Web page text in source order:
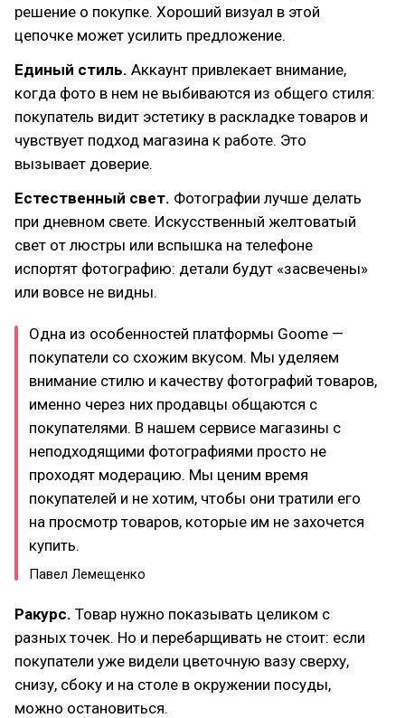
решение о покупке. Хороший визуал в этой
цепочке может усилить предложение.
Единый стиль. Аккаунт привлекает внимание,
когда фото в нем не выбиваются из общего стиля:
покупатель видит эстетику в раскладке товаров и
чувствует подход магазина к работе. Это
вызывает доверие.
Естественный свет. Фотографии лучше делать
при дневном свете. Искусственный желтоватый
свет от люстры или вспышка на телефоне
испортят фотографию: детали будут «засвечены»
или вовсе не видны.
Одна из особенностей платформы Goome —
покупатели со схожим вкусом. Мы уделяем
внимание стилю и качеству фотографий товаров,
именно через них продавцы общаются с
покупателями. В нашем сервисе магазины с
неподходящими фотографиями просто не
проходят модерацию. Мы ценим время
покупателей и не хотим, чтобы они тратили его
на просмотр товаров, которые им не захочется
купить.
Павел Лемещенко
Ракурс. Товар нужно показывать целиком с
разных точек. Но и перебарщивать не стоит: если
покупатели уже видели цветочную вазу сверху,
снизу, сбоку и на столе в окружении посуды,
можно остановиться.